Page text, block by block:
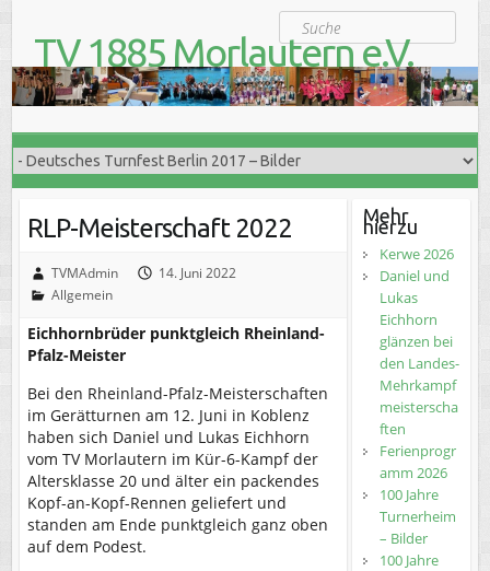
Suche
TV 1885 Morlautern e.V.
Der Turnverein für Jung und Alt
RLP-Meisterschaft 2022
TVMAdmin
14. Juni 2022
Allgemein
Eichhornbrüder punktgleich Rheinland-
Pfalz-Meister
Bei den Rheinland-Pfalz-Meisterschaften
im Gerätturnen am 12. Juni in Koblenz
haben sich Daniel und Lukas Eichhorn
vom TV Morlautern im Kür-6-Kampf der
Altersklasse 20 und älter ein packendes
Kopf-an-Kopf-Rennen geliefert und
standen am Ende punktgleich ganz oben
auf dem Podest.
Mehr
hierzu
Kerwe 2026
Daniel und
Lukas
Eichhorn
glänzen bei
den Landes-
Mehrkampf
meisterscha
ften
Ferienprogr
amm 2026
100 Jahre
Turnerheim
– Bilder
100 Jahre